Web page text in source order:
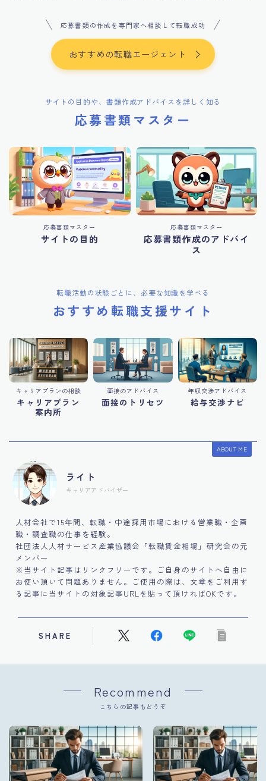
応募書類の作成を専門家へ相談して転職成功
おすすめの転職エージェント
サイトの目的や、書類作成アドバイスを詳しく知る
応募書類マスター
応募書類マスター
サイトの目的
応募書類マスター
応募書類作成のアドバイ
ス
転職活動の状態ごとに、必要な知識を学べる
おすすめ転職支援サイト
キャリアプランの相談
キャリアプラン
案内所
面接のアドバイス
面接のトリセツ
年収交渉アドバイス
給与交渉ナビ
ABOUT ME
ライト
キャリアアドバイザー
人材会社で15年間、転職・中途採用市場における営業職・企画
職・調査職の仕事を経験。
社団法人人材サービス産業協議会「転職賃金相場」研究会の元
メンバー
※当サイト記事はリンクフリーです。ご自身のサイトへ自由に
お使い頂いて問題ありません。ご使用の際は、文章をご利用す
る記事に当サイトの対象記事URLを貼って頂ければOKです。
SHARE
Recommend
こちらの記事もどうぞ